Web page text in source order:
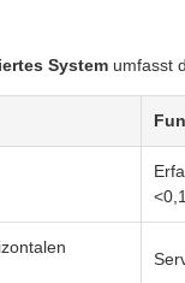
System umfasst